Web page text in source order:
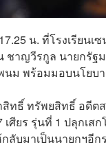
น. ที่โรงเรีย
าญวีรกูล นายกรัฐ
ม พร้อมมอบนโยบ
สิทธิ์ ทรัพยสิทธิ์ อดี
ศียร รุ่นที่ 1 ปลุกเส
ลับมาเป็นนายกฯอี